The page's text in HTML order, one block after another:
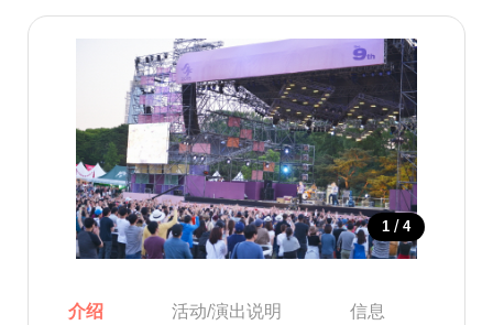
1 / 4
介绍 活动/演出说明 信息